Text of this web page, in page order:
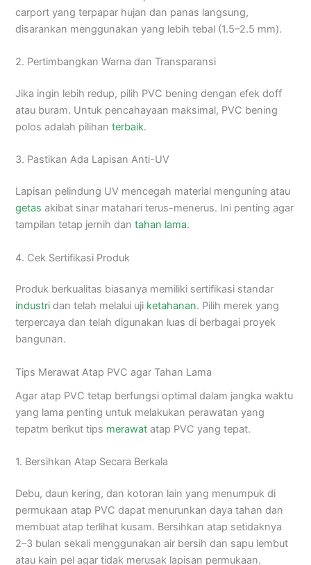
carport yang terpapar hujan dan panas langsung,
disarankan menggunakan yang lebih tebal (1.5–2.5 mm).
2. Pertimbangkan Warna dan Transparansi
Jika ingin lebih redup, pilih PVC bening dengan efek doff
atau buram. Untuk pencahayaan maksimal, PVC bening
polos adalah pilihanterbaik.
3. Pastikan Ada Lapisan Anti-UV
Lapisan pelindung UV mencegah material menguning atau
getas akibat sinar matahari terus-menerus. Ini penting agar
tampilan tetap jernih dantahan lama.
4. Cek Sertifikasi Produk
Produk berkualitas biasanya memiliki sertifikasi standar
industri dan telah melalui uji ketahanan. Pilih merek yang
terpercaya dan telah digunakan luas di berbagai proyek
bangunan.
Tips Merawat Atap PVC agar Tahan Lama
Agar atap PVC tetap berfungsi optimal dalam jangka waktu
yang lama penting untuk melakukan perawatan yang
tepatm berikut tips merawat atap PVC yang tepat.
1. Bersihkan Atap Secara Berkala
Debu, daun kering, dan kotoran lain yang menumpuk di
permukaan atap PVC dapat menurunkan daya tahan dan
membuat atap terlihat kusam. Bersihkan atap setidaknya
2–3 bulan sekali menggunakan air bersih dan sapu lembut
atau kain pel agar tidak merusak lapisan permukaan.